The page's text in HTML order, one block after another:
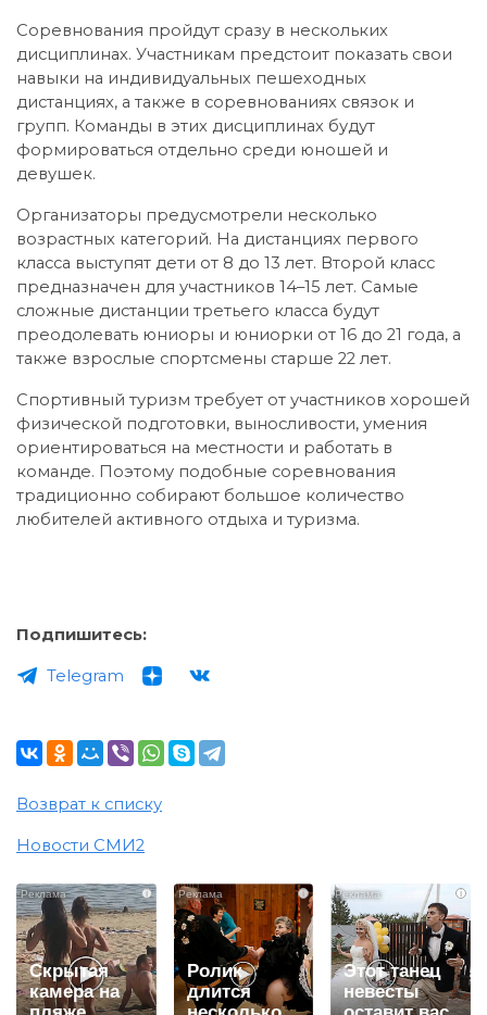
Соревнования пройдут сразу в нескольких
дисциплинах. Участникам предстоит показать свои
навыки на индивидуальных пешеходных
дистанциях, а также в соревнованиях связок и
групп. Команды в этих дисциплинах будут
формироваться отдельно среди юношей и
девушек.
Организаторы предусмотрели несколько
возрастных категорий. На дистанциях первого
класса выступят дети от 8 до 13 лет. Второй класс
предназначен для участников 14–15 лет. Самые
сложные дистанции третьего класса будут
преодолевать юниоры и юниорки от 16 до 21 года, а
также взрослые спортсмены старше 22 лет.
Спортивный туризм требует от участников хорошей
физической подготовки, выносливости, умения
ориентироваться на местности и работать в
команде. Поэтому подобные соревнования
традиционно собирают большое количество
любителей активного отдыха и туризма.
Подпишитесь:
Telegram
Возврат к списку
Новости СМИ2
i
Скрытая
камера на
i
Ролик
длится
i
Этот танец
невесты